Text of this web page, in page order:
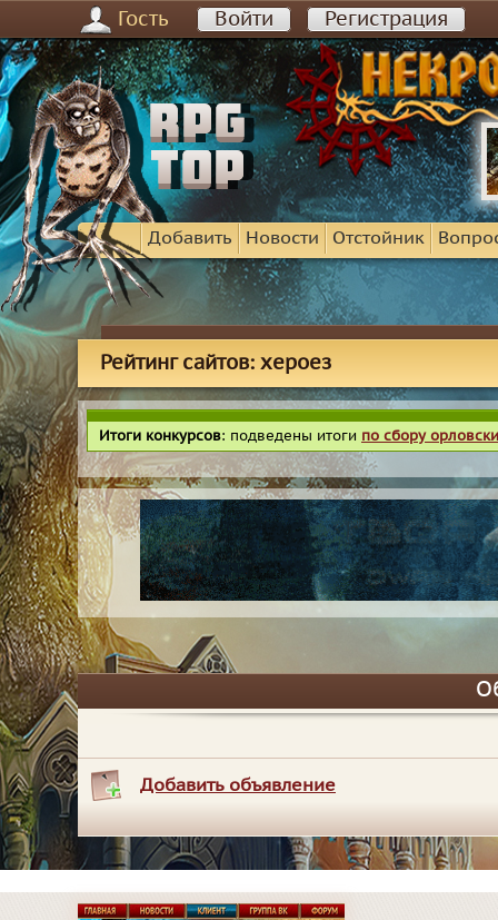
Гость Войти Регистрация
Добавить Новости Отстойник
Рейтинг сайтов: хероез
Итоги конкурсов: подведены итоги по сбору
Добавить объявление